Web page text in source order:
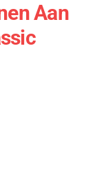
Aan